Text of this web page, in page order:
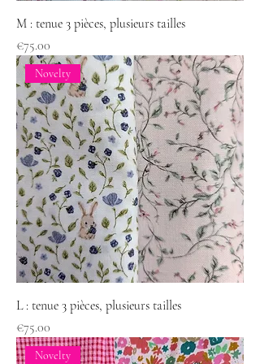
M : tenue 3 pièces, plusieurs tailles
Price
€75.00
Novelty
L : tenue 3 pièces, plusieurs tailles
Price
€75.00
Novelty